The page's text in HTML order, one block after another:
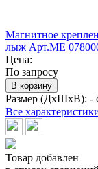
Магнитное
лыж Арт.ME
Цена:
По запросу
В корзину
Размер (ДхШхВ): -
Все
Товар добавлен